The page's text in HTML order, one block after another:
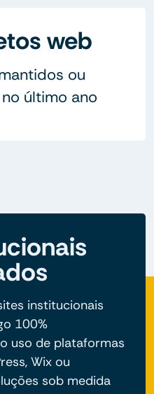
web
ou
último ano
institucionais
100%
uso de plataformas
Wix ou
sob medida